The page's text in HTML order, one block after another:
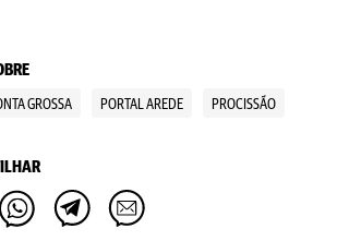
GROSSA PORTAL AREDE PROCISSÃO